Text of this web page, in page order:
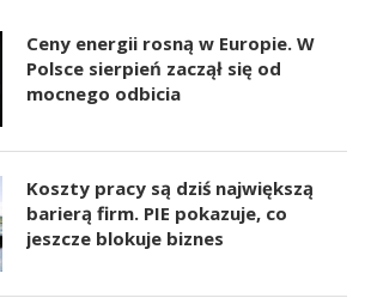
Ceny energii rosną w Europie. W
Polsce sierpień zaczął się od
mocnego odbicia
Koszty pracy są dziś największą
barierą firm. PIE pokazuje, co
jeszcze blokuje biznes